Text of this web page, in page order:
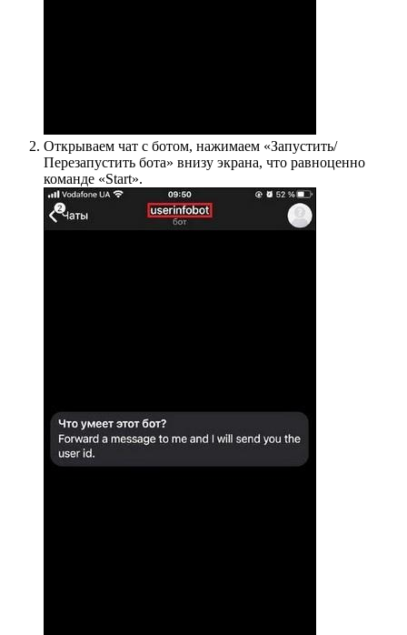
Открываем чат с ботом, нажимаем «Запустить/
Перезапустить бота» внизу экрана, что равноценно
команде «Start».